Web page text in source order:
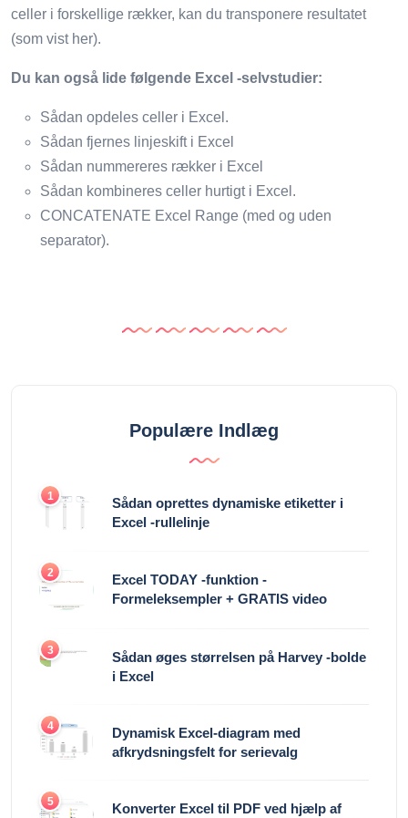
celler i forskellige rækker, kan du transponere resultatet
(som vist her).
Du kan også lide følgende Excel -selvstudier:
Sådan opdeles celler i Excel.
Sådan fjernes linjeskift i Excel
Sådan nummereres rækker i Excel
Sådan kombineres celler hurtigt i Excel.
CONCATENATE Excel Range (med og uden
separator).
Populære Indlæg
1
Sådan oprettes dynamiske etiketter i
Excel -rullelinje
2
Excel TODAY -funktion -
Formeleksempler + GRATIS video
3
Sådan øges størrelsen på Harvey -bolde
i Excel
4
Dynamisk Excel-diagram med
afkrydsningsfelt for serievalg
5
Konverter Excel til PDF ved hjælp af